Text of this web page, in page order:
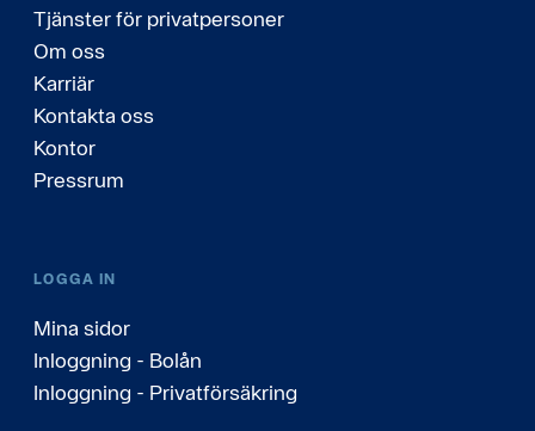
Tjänster för privatpersoner
Om oss
Karriär
Kontakta oss
Kontor
Pressrum
LOGGA IN
Mina sidor
Inloggning - Bolån
Inloggning - Privatförsäkring